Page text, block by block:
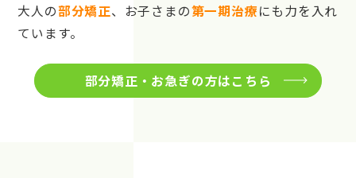
大人の部分矯正、お子さまの第一期治療にも力を入れ
ています。
部分矯正・お急ぎの方はこちら